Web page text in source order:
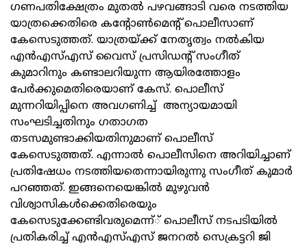
ഗണപതിക്ഷേത്രം മുതല്‍ പഴവങ്ങാടി വരെ നടത്തിയ
യാത്രക്കെതിരെ കന്റോണ്‍മെന്റ് പൊലീസാണ്
കേസെടുത്തത്. യാത്രയ്ക്ക് നേതൃത്വം നല്‍കിയ
എന്‍എസ്എസ് വൈസ് പ്രസിഡന്റ് സംഗീത്
കുമാറിനും കണ്ടാലറിയുന്ന ആയിരത്തോളം
പേര്‍ക്കുമെതിരെയാണ് കേസ്. പൊലീസ്
മുന്നറിയിപ്പിനെ അവഗണിച്ച് അന്യായമായി
സംഘടിച്ചതിനും ഗതാഗത
തടസമുണ്ടാക്കിയതിനുമാണ് പൊലീസ്
കേസെടുത്തത്. എന്നാല്‍ പൊലീസിനെ അറിയിച്ചാണ്
പ്രതിഷേധം നടത്തിയതെന്നായിരുന്നു സംഗീത് കുമാര്‍
പറഞ്ഞത്. ഇങ്ങനെയെങ്കില്‍ മുഴുവന്‍
വിശ്വാസികള്‍ക്കെതിരെയും
കേസെടുക്കേണ്ടിവരുമെന്ന്് പൊലീസ് നടപടിയില്‍
പ്രതികരിച്ച് എന്‍എസ്എസ് ജനറല്‍ സെക്രട്ടറി ജി